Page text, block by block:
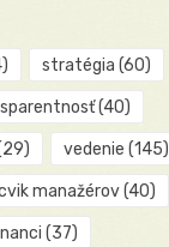
stratégia (60)
(40)
vedenie (145)
manažérov(40)
(37)